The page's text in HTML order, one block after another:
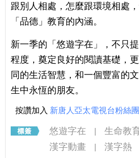
跟別人相處，怎麼跟環境相處
「品德」教育的內涵。
新一季的「悠遊字在」，不只
程度，奠定良好的閱讀基礎，
同的生活智慧，和一個豐富的
生中永恆的朋友。
按讚加入 新唐人亞太電視台粉絲團
悠遊字在 生命教
漢字動畫 漢字熱